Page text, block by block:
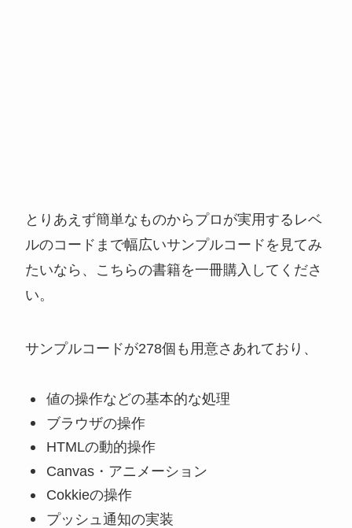
とりあえず簡単なものからプロが実用するレベ
ルのコードまで幅広いサンプルコードを見てみ
たいなら、こちらの書籍を一冊購入してくださ
い。
サンプルコードが278個も用意さあれており、
値の操作などの基本的な処理
ブラウザの操作
HTMLの動的操作
Canvas・アニメーション
Cokkieの操作
プッシュ通知の実装